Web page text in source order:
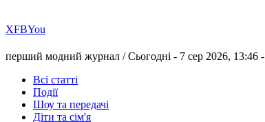
ХFBYou
перший модний журнал /Сьогодні - 7 сер 2026, 13:46 -
Всі статті
Події
Шоу та передачі
Діти та сім'я